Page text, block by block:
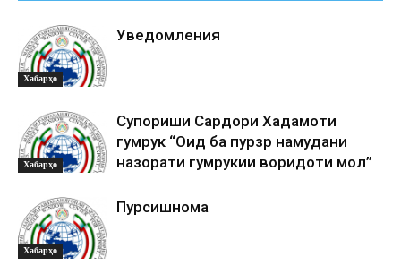
Хабарҳо
Уведомления
Хабарҳо
Супориши Сардори Хадамоти
гумрук “Оид ба пурзӯр намудани
назорати гумрукии воридоти мол”
Хабарҳо
Пурсишнома